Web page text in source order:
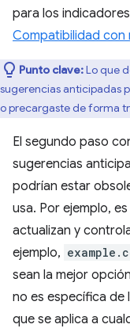
para los
Compatibilidad con
Punto clave:Lo que
sugerencias anticipadas
o precargaste de forma
El segundo paso
sugerencias
podrían estar
usa. Por ejemplo,
actualizan y
ejemplo,
sean la mejor
no es específica de
que se aplica a